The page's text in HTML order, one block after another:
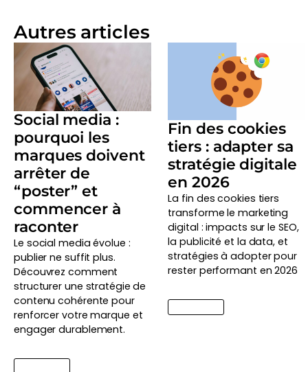
Autres articles
Social media :
pourquoi les
marques doivent
arrêter de
“poster” et
commencer à
raconter
Le social media évolue :
publier ne suffit plus.
Découvrez comment
structurer une stratégie de
contenu cohérente pour
renforcer votre marque et
engager durablement.
Fin des cookies
tiers : adapter sa
stratégie digitale
en 2026
La fin des cookies tiers
transforme le marketing
digital : impacts sur le SEO,
la publicité et la data, et
stratégies à adopter pour
rester performant en 2026